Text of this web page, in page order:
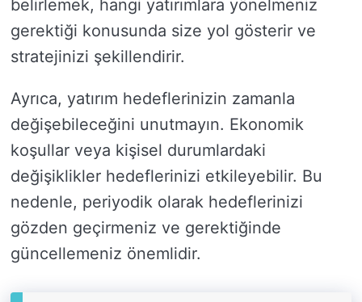
belirlemek, hangi yatırımlara yönelmeniz
gerektiği konusunda size yol gösterir ve
stratejinizi şekillendirir.
Ayrıca, yatırım hedeflerinizin zamanla
değişebileceğini unutmayın. Ekonomik
koşullar veya kişisel durumlardaki
değişiklikler hedeflerinizi etkileyebilir. Bu
nedenle, periyodik olarak hedeflerinizi
gözden geçirmeniz ve gerektiğinde
güncellemeniz önemlidir.